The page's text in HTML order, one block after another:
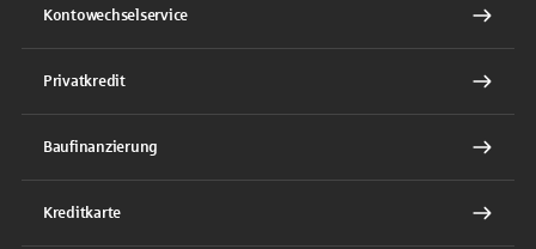
Kontowechselservice
Privatkredit
Baufinanzierung
Kreditkarte